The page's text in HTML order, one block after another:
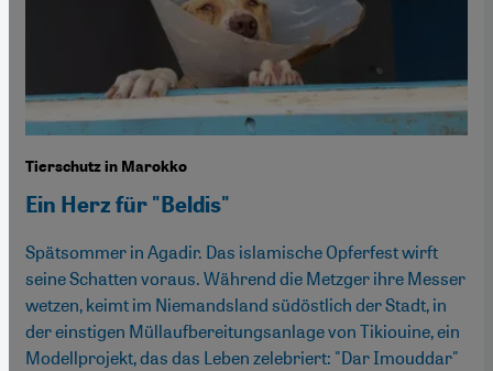
Tierschutz in Marokko
Ein Herz für "Beldis"
Spätsommer in Agadir. Das islamische Opferfest wirft
seine Schatten voraus. Während die Metzger ihre Messer
wetzen, keimt im Niemandsland südöstlich der Stadt, in
der einstigen Müllaufbereitungsanlage von Tikiouine, ein
Modellprojekt, das das Leben zelebriert: "Dar Imouddar"